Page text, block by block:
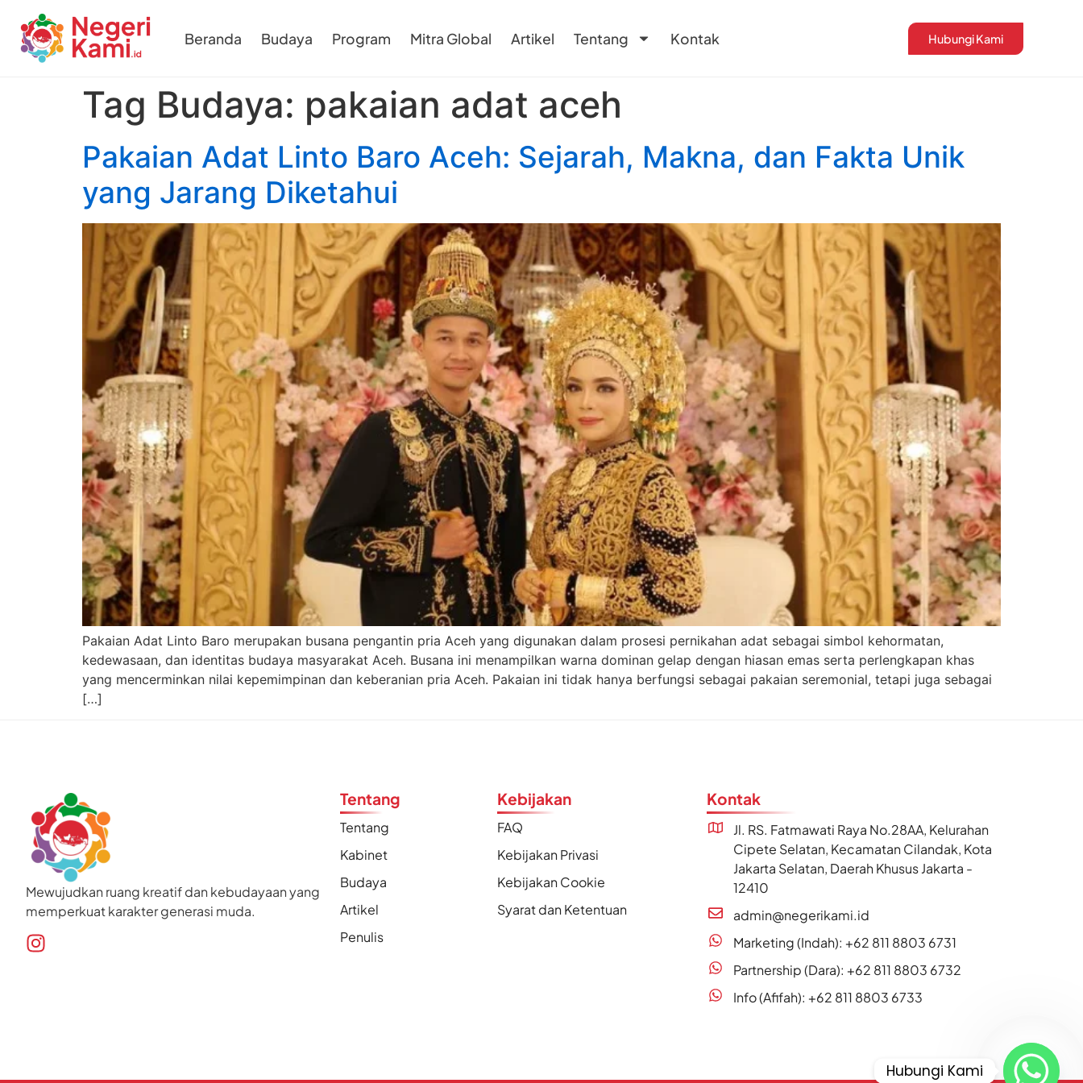
Beranda Budaya Program Mitra Global Artikel Tentang Kontak Hubungi Kami
Tag Budaya: pakaian adat aceh
Pakaian Adat Linto Baro Aceh: Sejarah, Makna, dan Fakta Unik
yang Jarang Diketahui
Pakaian Adat Linto Baro merupakan busana pengantin pria Aceh yang digunakan dalam prosesi pernikahan adat sebagai simbol kehormatan,
kedewasaan, dan identitas budaya masyarakat Aceh. Busana ini menampilkan warna dominan gelap dengan hiasan emas serta perlengkapan khas
yang mencerminkan nilai kepemimpinan dan keberanian pria Aceh. Pakaian ini tidak hanya berfungsi sebagai pakaian seremonial, tetapi juga sebagai
[…]
Mewujudkan ruang kreatif dan kebudayaan yang
memperkuat karakter generasi muda.
Tentang
Tentang
Kabinet
Budaya
Artikel
Penulis
Kebijakan
FAQ
Kebijakan Privasi
Kebijakan Cookie
Syarat dan Ketentuan
Kontak
Jl. RS. Fatmawati Raya No.28AA, Kelurahan
Cipete Selatan, Kecamatan Cilandak, Kota
Jakarta Selatan, Daerah Khusus Jakarta -
12410
admin@negerikami.id
Marketing (Indah): +62 811 8803 6731
Partnership (Dara): +62 811 8803 6732
Info (Afifah): +62 811 8803 6733
Hubungi Kami